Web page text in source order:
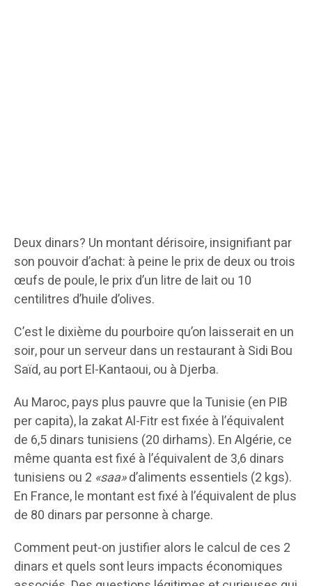
Deux dinars? Un montant dérisoire, insignifiant par
son pouvoir d’achat: à peine le prix de deux ou trois
œufs de poule, le prix d’un litre de lait ou 10
centilitres d’huile d’olives.
C’est le dixième du pourboire qu’on laisserait en un
soir, pour un serveur dans un restaurant à Sidi Bou
Saïd, au port El-Kantaoui, ou à Djerba.
Au Maroc, pays plus pauvre que la Tunisie (en PIB
per capita), la zakat Al-Fitr est fixée à l’équivalent
de 6,5 dinars tunisiens (20 dirhams). En Algérie, ce
même quanta est fixé à l’équivalent de 3,6 dinars
tunisiens ou 2 «saa»d’aliments essentiels (2 kgs).
En France, le montant est fixé à l’équivalent de plus
de 80 dinars par personne à charge.
Comment peut-on justifier alors le calcul de ces 2
dinars et quels sont leurs impacts économiques